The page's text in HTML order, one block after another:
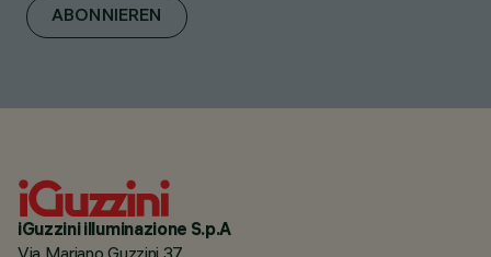
ABONNIEREN
iGuzzini illuminazione S.p.A
Via Mariano Guzzini 37